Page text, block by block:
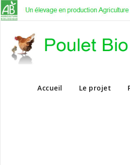
Accueil Le projet